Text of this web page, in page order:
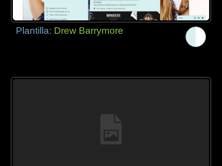
Plantilla: Drew Barrymore